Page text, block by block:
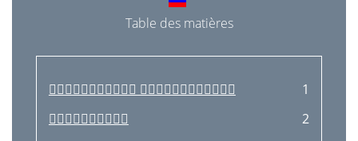
Table des matières
 
1

2